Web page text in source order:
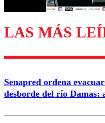
LAS MÁS
Senapred ordena
desborde del río Damas: